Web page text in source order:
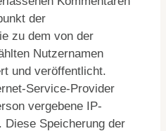
der
zu dem von der
Nutzernamen
und veröffentlicht.
Service-Provider
vergebene IP-
Speicherung der